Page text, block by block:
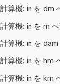
計算機: in を dm
計算機: in を m
計算機: in を
計算機: in を hm
計算機: in を km